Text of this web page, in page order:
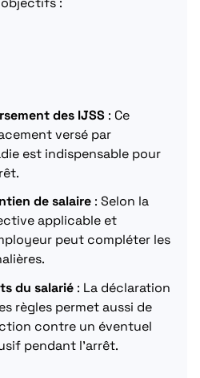
des IJSS : Ce
versé par
est indispensable pour
de salaire : Selon la
applicable et
peut compléter les
du salarié : La déclaration
règles permet aussi de
contre un éventuel
pendant l’arrêt.